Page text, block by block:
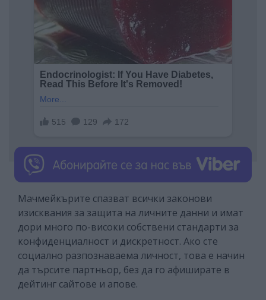
Мачмейкърите спазват всички законови
изисквания за защита на личните данни и имат
дори много по-високи собствени стандарти за
конфиденциалност и дискретност. Ако сте
социално разпознаваема личност, това е начин
да търсите партньор, без да го афиширате в
дейтинг сайтове и апове.